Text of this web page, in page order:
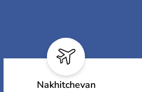
Nakhitchevan